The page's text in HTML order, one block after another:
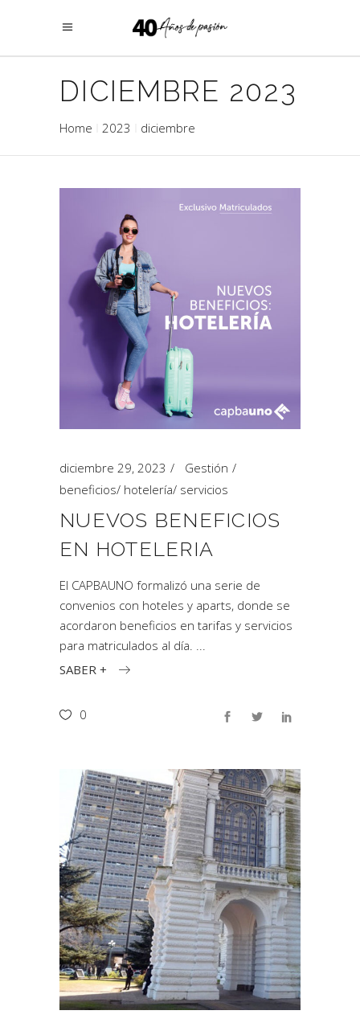
DICIEMBRE 2023
Home 2023 diciembre
diciembre 29, 2023
Gestión
beneficios/ hotelería/ servicios
NUEVOS BENEFICIOS
EN HOTELERIA
El CAPBAUNO formalizó una serie de
convenios con hoteles y aparts, donde se
acordaron beneficios en tarifas y servicios
para matriculados al día.
SABER +
0